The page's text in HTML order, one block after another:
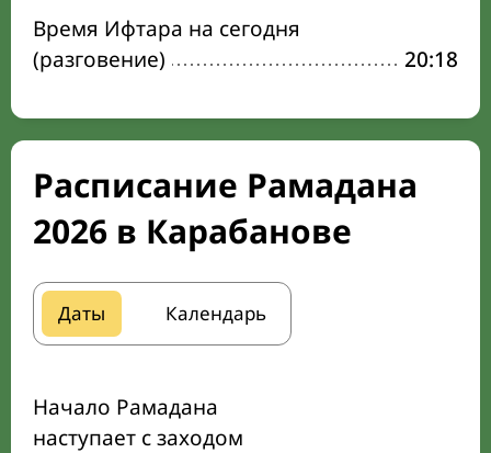
Время Ифтара на сегодня
(разговение)
20:18
Расписание Рамадана
2026 в Карабанове
Даты Календарь
Начало Рамадана
наступает с заходом